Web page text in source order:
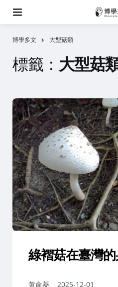
博學多文 大型菇類
標籤： 大型菇
綠褶菇在臺灣
作
黃俞菱
2025-12-01